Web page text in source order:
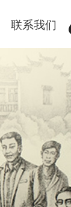
联系我们